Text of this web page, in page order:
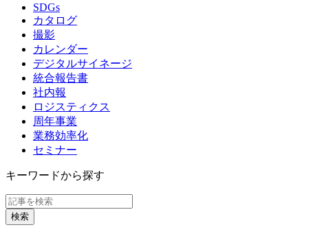
SDGs
カタログ
撮影
カレンダー
デジタルサイネージ
統合報告書
社内報
ロジスティクス
周年事業
業務効率化
セミナー
キーワードから探す